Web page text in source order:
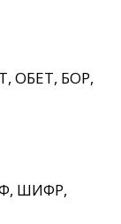
ОБЕТ, БОР,
ШИФР,